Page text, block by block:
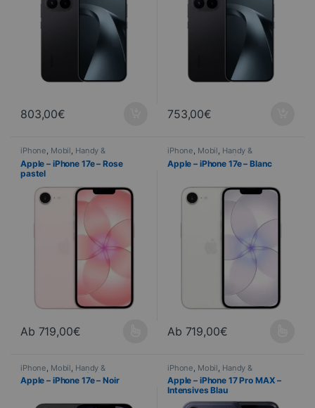
803,00€ 753,00€
iPhone, Mobil, Handy &
Smartphone Telefonie
Apple – iPhone 17e – Rose
pastel
Ab 719,00€
Dieses Produkt ist in verschiedenen Ausführungen erhältlich.
iPhone, Mobil, Handy &
Smartphone Telefonie
Apple – iPhone 17e – Blanc
Ab 719,00€
Dieses Produkt ist in
iPhone Mobil Handy &
Smartphone Telefonie
Apple – iPhone 17e – Noir
iPhone Mobil Handy &
Smartphone Telefonie
Apple – iPhone 17 Pro MAX –
Intensives Blau